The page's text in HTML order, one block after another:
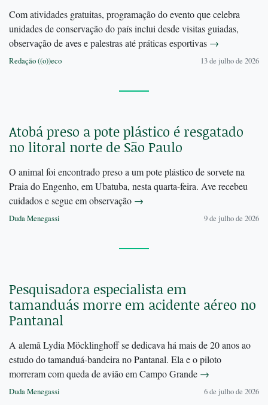
Com atividades gratuitas, programação do evento que celebra
unidades de conservação do país inclui desde visitas guiadas,
observação de aves e palestras até práticas esportivas →
Redação ((o))eco 13 de julho de 2026
Atobá preso a pote plástico é resgatado
no litoral norte de São Paulo
O animal foi encontrado preso a um pote plástico de sorvete na
Praia do Engenho, em Ubatuba, nesta quarta-feira. Ave recebeu
cuidados e segue em observação →
Duda Menegassi 9 de julho de 2026
Pesquisadora especialista em
tamanduás morre em acidente aéreo no
Pantanal
A alemã Lydia Möcklinghoff se dedicava há mais de 20 anos ao
estudo do tamanduá-bandeira no Pantanal. Ela e o piloto
morreram com queda de avião em Campo Grande →
Duda Menegassi 6 de julho de 2026